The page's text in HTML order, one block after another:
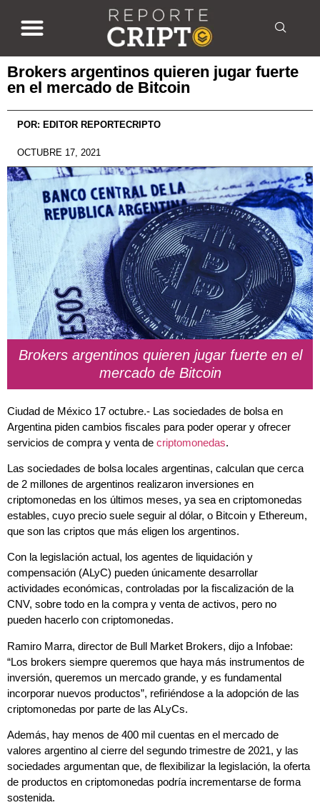
Brokers argentinos quieren jugar fuerte
en el mercado de Bitcoin
POR: EDITOR REPORTECRIPTO
OCTUBRE 17, 2021
Brokers argentinos quieren jugar fuerte en el
mercado de Bitcoin
Ciudad de México 17 octubre.- Las sociedades de bolsa en
Argentina piden cambios fiscales para poder operar y ofrecer
servicios de compra y venta de criptomonedas.
Las sociedades de bolsa locales argentinas, calculan que cerca
de 2 millones de argentinos realizaron inversiones en
criptomonedas en los últimos meses, ya sea en criptomonedas
estables, cuyo precio suele seguir al dólar, o Bitcoin y Ethereum,
que son las criptos que más eligen los argentinos.
Con la legislación actual, los agentes de liquidación y
compensación (ALyC) pueden únicamente desarrollar
actividades económicas, controladas por la fiscalización de la
CNV, sobre todo en la compra y venta de activos, pero no
pueden hacerlo con criptomonedas.
Ramiro Marra, director de Bull Market Brokers, dijo a Infobae:
“Los brokers siempre queremos que haya más instrumentos de
inversión, queremos un mercado grande, y es fundamental
incorporar nuevos productos”, refiriéndose a la adopción de las
criptomonedas por parte de las ALyCs.
Además, hay menos de 400 mil cuentas en el mercado de
valores argentino al cierre del segundo trimestre de 2021, y las
sociedades argumentan que, de flexibilizar la legislación, la oferta
de productos en criptomonedas podría incrementarse de forma
sostenida.